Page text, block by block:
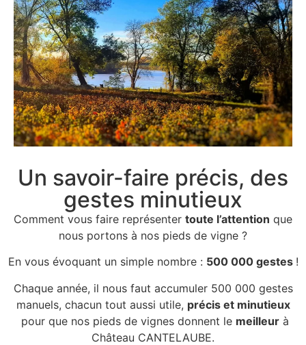
Un savoir-faire précis, des
gestes minutieux
Comment vous faire représenter toute l’attention que
nous portons à nos pieds de vigne ?
En vous évoquant un simple nombre : 500 000 gestes !
Chaque année, il nous faut accumuler 500 000 gestes
manuels, chacun tout aussi utile, précis et minutieux
pour que nos pieds de vignes donnent le meilleurà
Château CANTELAUBE.